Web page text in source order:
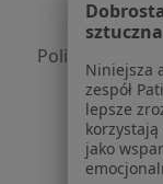
Polityka
Polityka
dane
Jak
Niniejsza
zespół
lepsze
jako